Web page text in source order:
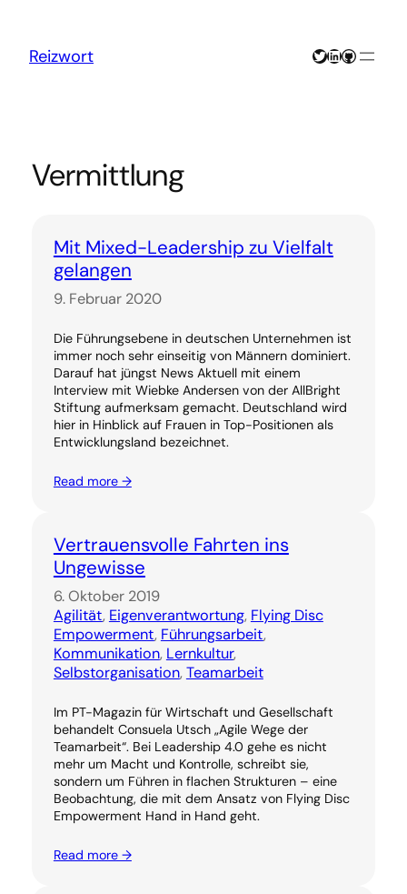
springen
Reizwort Twitter
LinkedIn
GitHub
Vermittlung
Mit Mixed-Leadership zu Vielfalt
gelangen
9. Februar 2020
Die Führungsebene in deutschen Unternehmen ist
immer noch sehr einseitig von Männern dominiert.
Darauf hat jüngst News Aktuell mit einem
Interview mit Wiebke Andersen von der AllBright
Stiftung aufmerksam gemacht. Deutschland wird
hier in Hinblick auf Frauen in Top-Positionen als
Entwicklungsland bezeichnet.
Read more →
Vertrauensvolle Fahrten ins
Ungewisse
6. Oktober 2019
Agilität, Eigenverantwortung, Flying Disc
Empowerment, Führungsarbeit,
Kommunikation, Lernkultur,
Selbstorganisation, Teamarbeit
Im PT-Magazin für Wirtschaft und Gesellschaft
behandelt Consuela Utsch „Agile Wege der
Teamarbeit“. Bei Leadership 4.0 gehe es nicht
mehr um Macht und Kontrolle, schreibt sie,
sondern um Führen in flachen Strukturen – eine
Beobachtung, die mit dem Ansatz von Flying Disc
Empowerment Hand in Hand geht.
Read more →